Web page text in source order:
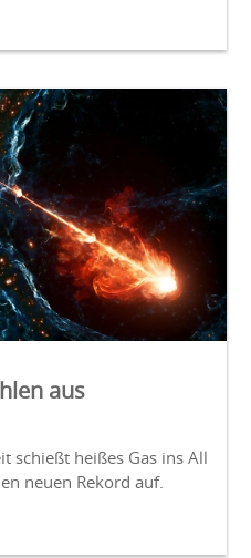
aus
schießt heißes Gas ins All
neuen Rekord auf.